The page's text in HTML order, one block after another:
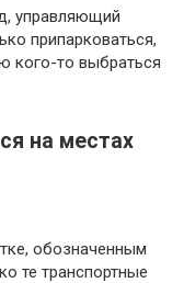
управляющий
припарковаться,
кого-то выбраться
на местах
обозначенным
те транспортные